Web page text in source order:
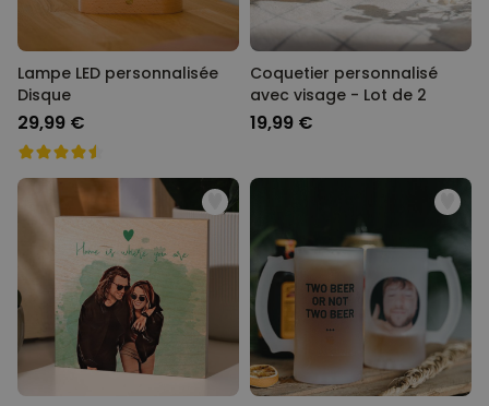
Lampe LED personnalisée
Disque
29,99 €
Coquetier personnalisé
avec visage - Lot de 2
19,99 €